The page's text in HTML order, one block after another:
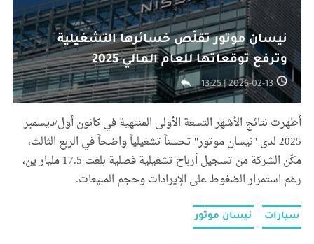
نيسان موتور تقلّص خسائرها التشغيلية
وترفع توقعاتها للعام المالي 2025
2026-02-13 | 13:25
أظهرت نتائج الأشهر التسعة الأولى المنتهية في كانون أول/ديسمبر
2025 لدى "نيسان موتور" تحسناً تشغيلياً واضحاً في الربع الثالث،
مكّن الشركة من تسجيل أرباح تشغيلية فصلية بلغت 17.5 مليار ين،
رغم استمرار الضغوط على الإيرادات وحجم المبيعات.
سيارات نيسان موتور